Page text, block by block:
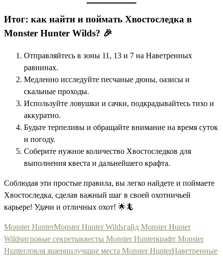
Итог: как найти и поймать Хвостоследка в
Monster Hunter Wilds? 🎉
Отправляйтесь в зоны 11, 13 и 7 на Наветренных
равнинах.
Медленно исследуйте песчаные дюны, оазисы и
скальные проходы.
Используйте ловушки и сачки, подкрадывайтесь тихо и
аккуратно.
Будьте терпеливы и обращайте внимание на время суток
и погоду.
Соберите нужное количество Хвостоследков для
выполнения квеста и дальнейшего крафта.
Соблюдая эти простые правила, вы легко найдете и поймаете
Хвостоследка, сделав важный шаг в своей охотничьей
карьере! Удачи и отличных охот! 🌟🦎
Monster HunterMonster Hunter Wildsгайд Monster Hunter
Wildsигровые секретыквесты Monster Hunterкрафт Monster
Hunterловля ящерицлучшие места Monster HunterНаветренные